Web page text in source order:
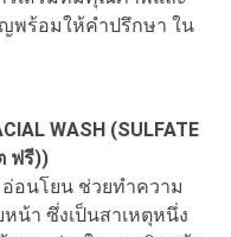
พร้อมให้คำปรึกษา ใน
WASH (SULFATE
ฟรี))
อ่อนโยน ช่วยทำความ
น้า ซึ่งเป็นสาเหตุหนึ่ง